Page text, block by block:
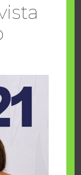
A-Wish